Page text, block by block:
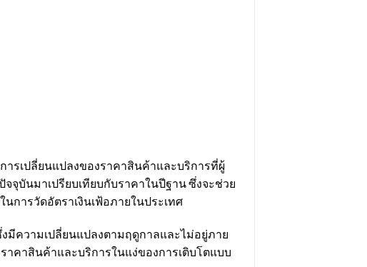
ารเปลี่ยนแปลงของราคาสินค้าและบริการที่ผู้
จุบันมาเปรียบเทียบกับราคาในปีฐาน ซึ่งจะช่วย
การวัดอัตราเงินเฟ้อภายในประเทศ
มีความเปลี่ยนแปลงตามฤดูกาลและไม่อยู่ภาย
าคาสินค้าและบริการในแง่ของการเติบโตแบบ